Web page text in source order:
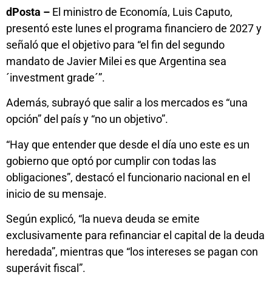
dPosta – El ministro de Economía, Luis Caputo,
presentó este lunes el programa financiero de 2027 y
señaló que el objetivo para “el fin del segundo
mandato de Javier Milei es que Argentina sea
´investment grade´”.
Además, subrayó que salir a los mercados es “una
opción” del país y “no un objetivo”.
“Hay que entender que desde el día uno este es un
gobierno que optó por cumplir con todas las
obligaciones”, destacó el funcionario nacional en el
inicio de su mensaje.
Según explicó, “la nueva deuda se emite
exclusivamente para refinanciar el capital de la deuda
heredada”, mientras que “los intereses se pagan con
superávit fiscal”.